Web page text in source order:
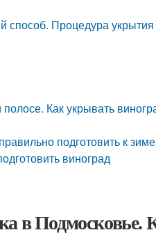
способ. Процедура
Как укрывать
подготовить к
виноград
в